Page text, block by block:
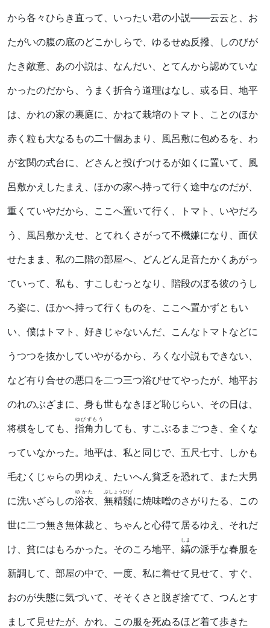
から各々ひらき直って、いったい君の小説――云云と、お
たがいの腹の底のどこかしらで、ゆるせぬ反撥、しのびが
たき敵意、あの小説は、なんだい、とてんから認めていな
かったのだから、うまく折合う道理はなし、或る日、地平
は、かれの家の裏庭に、かねて栽培のトマト、ことのほか
赤く粒も大なるもの二十個あまり、風呂敷に包めるを、わ
が玄関の式台に、どさんと投げつけるが如くに置いて、風
呂敷かえしたまえ、ほかの家へ持って行く途中なのだが、
重くていやだから、ここへ置いて行く、トマト、いやだろ
う、風呂敷かえせ、とてれくさがって不機嫌になり、面伏
せたまま、私の二階の部屋へ、どんどん足音たかくあがっ
ていって、私も、すこしむっとなり、階段のぼる彼のうし
ろ姿に、ほかへ持って行くものを、ここへ置かずともい
い、僕はトマト、好きじゃないんだ、こんなトマトなどに
うつつを抜かしていやがるから、ろくな小説もできない、
など有り合せの悪口を二つ三つ浴びせてやったが、地平お
のれのぶざまに、身も世もなきほど恥じらい、その日は、
将棋をしても、 指角力
ゆびずもう
しても、すこぶるまごつき、全くな
っていなかった。地平は、私と同じで、五尺七寸、しかも
毛むくじゃらの男ゆえ、たいへん貧乏を恐れて、また大男
に洗いざらしの浴衣
ゆかた
、 無精鬚
ぶしょうひげ
に焼味噌のさがりたる、この
世に二つ無き無体裁と、ちゃんと心得て居るゆえ、それだ
け、貧にはもろかった。そのころ地平、 縞
しま
の派手な春服を
新調して、部屋の中で、一度、私に着せて見せて、すぐ、
おのが失態に気づいて、そそくさと脱ぎ捨てて、つんとす
まして見せたが、かれ、この服を死ぬるほど着て歩きた